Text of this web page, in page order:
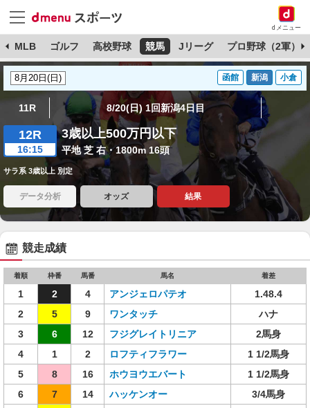
dメニュー
MLB ゴルフ 高校野球 競馬 Jリーグ プロ野球（2軍）
函館 新潟 小倉
11R 8/20(日) 1回新潟4日目
12R
16:15
3歳以上500万円以下
平地 芝 右・1800m 16頭
サラ系 3歳以上 別定
データ分析 オッズ 結果
競走成績
着順 枠番 馬番 馬名 着差
1 2 4 アンジェロパテオ
1.48.4
2
5 9 ワンタッチ
ハナ
3
6 12 フジグレイトリニア
2馬身
4
1 2 ロフティフラワー
1 1/2馬身
5
8 16 ホウヨウエバート
1 1/2馬身
6
7 14 ハッケンオー
3/4馬身